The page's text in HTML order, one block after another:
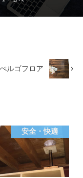
ルゴフロア
安全・快適